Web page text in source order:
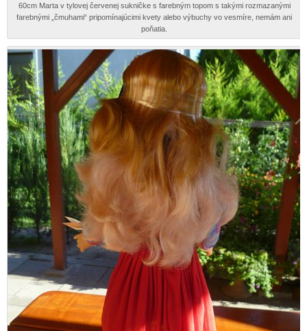
60cm Marta v tylovej červenej sukničke s farebným topom s takými rozmazanými
farebnými „čmuhami“ pripomínajúcimi kvety alebo výbuchy vo vesmíre, nemám ani
poňatia.